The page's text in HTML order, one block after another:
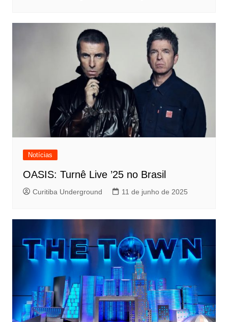
Notícias
OASIS: Turnê Live ’25 no Brasil
Curitiba Underground 11 de junho de 2025